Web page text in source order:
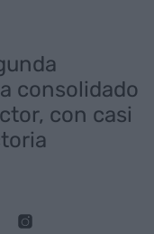
consolidado
con casi